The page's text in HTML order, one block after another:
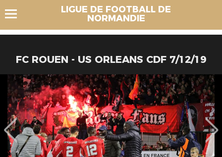
LIGUE DE FOOTBALL DE
NORMANDIE
FC ROUEN - US ORLEANS CDF 7/12/19